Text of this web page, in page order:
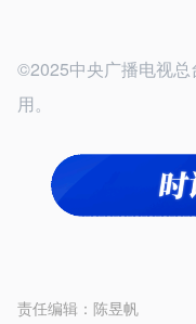
©2025中央广播电视总
用。
责任编辑： 陈昱帆